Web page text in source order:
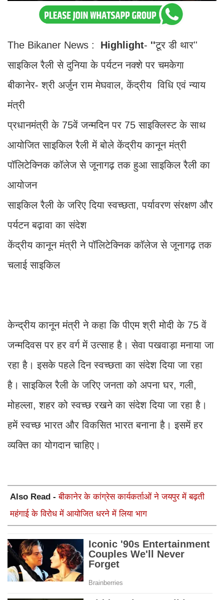
The Bikaner News : Highlight- ''टूर डी थार''
साइकिल रैली से दुनिया के पर्यटन नक्शे पर चमकेगा
बीकानेर- श्री अर्जुन राम मेघवाल, केंद्रीय विधि एवं न्याय
मंत्री
प्रधानमंत्री के 75वें जन्मदिन पर 75 साइक्लिस्ट के साथ
आयोजित साइकिल रैली में बोले केंद्रीय कानून मंत्री
पॉलिटेक्निक कॉलेज से जूनागढ़ तक हुआ साइकिल रैली का
आयोजन
साइकिल रैली के जरिए दिया स्वच्छता, पर्यावरण संरक्षण और
पर्यटन बढ़ावा का संदेश
केंद्रीय कानून मंत्री ने पॉलिटेक्निक कॉलेज से जूनागढ़ तक
चलाई साइकिल
केन्द्रीय कानून मंत्री ने कहा कि पीएम श्री मोदी के 75 वें
जन्मदिवस पर हर वर्ग में उत्साह है। सेवा पखवाड़ा मनाया जा
रहा है। इसके पहले दिन स्वच्छता का संदेश दिया जा रहा
है। साइकिल रैली के जरिए जनता को अपना घर, गली,
मोहल्ला, शहर को स्वच्छ रखने का संदेश दिया जा रहा है।
हमें स्वच्छ भारत और विकसित भारत बनाना है। इसमें हर
व्यक्ति का योगदान चाहिए।
Also Read -बीकानेर के कांग्रेस कार्यकर्ताओं ने जयपुर में बढ़ती
महंगाई के विरोध में आयोजित धरने में लिया भाग